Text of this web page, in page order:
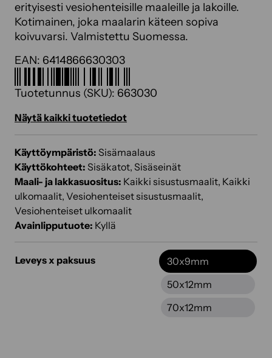
erityisesti vesiohenteisille maaleille ja lakoille.
Kotimainen, joka maalarin käteen sopiva
koivuvarsi. Valmistettu Suomessa.
EAN: 6414866630303
Tuotetunnus (SKU): 663030
Näytä kaikki tuotetiedot
Käyttöympäristö: Sisämaalaus
Käyttökohteet: Sisäkatot, Sisäseinät
Maali- ja lakkasuositus: Kaikki sisustusmaalit, Kaikki
ulkomaalit, Vesiohenteiset sisustusmaalit,
Vesiohenteiset ulkomaalit
Avainlipputuote: Kyllä
Leveys x paksuus
30x9mm
50x12mm
70x12mm